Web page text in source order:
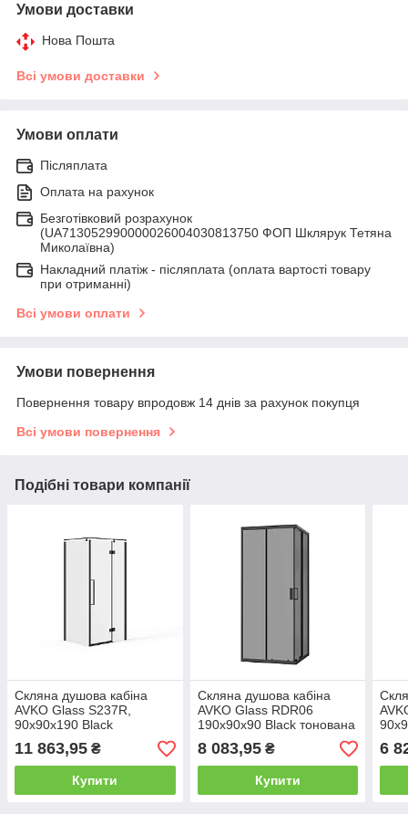
Умови доставки
Нова Пошта
Всі умови доставки
Умови оплати
Післяплата
Оплата на рахунок
Безготівковий розрахунок
(UA713052990000026004030813750 ФОП Шклярук Тетяна
Миколаївна)
Накладний платіж - післяплатa (оплата вартості товару
при отриманні)
Всі умови оплати
Умови повернення
Повернення товару впродовж 14 днів за рахунок покупця
Всі умови повернення
Подібні товари компанії
Скляна душова кабіна
AVKO Glass S237R,
90х90х190 Black
11 863,95 ₴
Купити
Скляна душова кабіна
AVKO Glass RDR06
190х90х90 Black тонована
8 083,95₴
Купити
6